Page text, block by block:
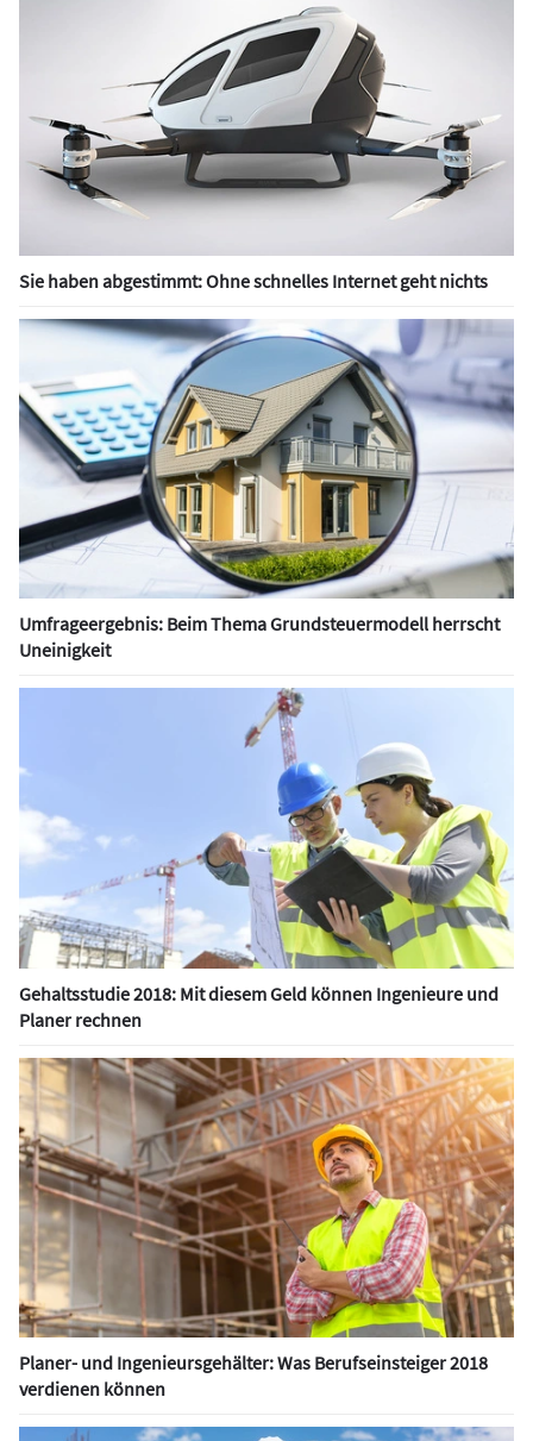
Sie haben abgestimmt: Ohne schnelles Internet geht nichts
Umfrageergebnis: Beim Thema Grundsteuermodell herrscht
Uneinigkeit
Gehaltsstudie 2018: Mit diesem Geld können Ingenieure und
Planer rechnen
Planer- und Ingenieursgehälter: Was Berufseinsteiger 2018
verdienen können